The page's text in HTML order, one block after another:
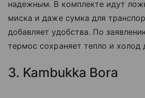
надежным. В комплекте идут
миска и даже сумка для
добавляет удобства. По
термос сохраняет тепло и холод
3. Kambukka Bora